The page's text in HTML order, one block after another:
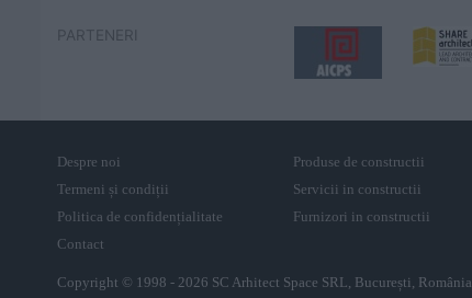
PARTENERI
Despre noi
Termeni și condiții
Politica de confidențialitate
Contact
Produse de constructii
Servicii in constructii
Furnizori in constructii
Copyright © 1998 - 2026 SC Arhitect Space SRL, București, România